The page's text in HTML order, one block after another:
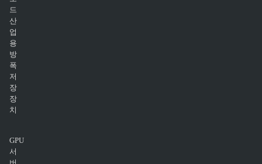
드
산
업
용
방
폭
저
장
장
치
GPU
서